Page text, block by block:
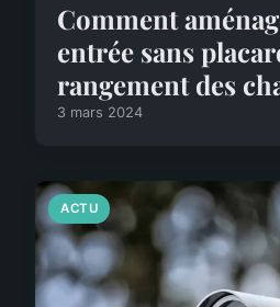
Comment
entrée sans
rangement des
3 mars 2024
ACTU